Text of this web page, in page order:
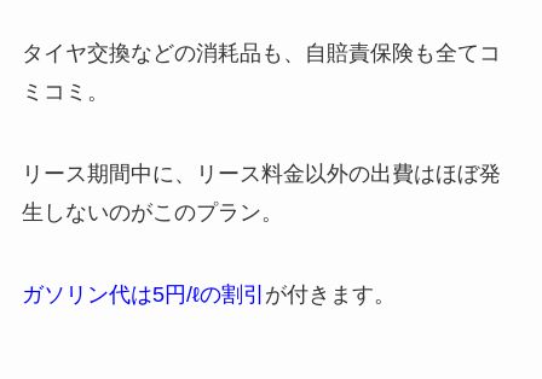
タイヤ交換などの消耗品も、自賠責保険も全てコ
ミコミ。
リース期間中に、リース料金以外の出費はほぼ発
生しないのがこのプラン。
ガソリン代は5円/ℓの割引 が付きます。